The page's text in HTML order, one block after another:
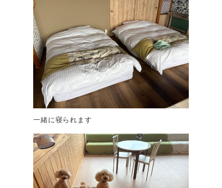
一緒に寝られます